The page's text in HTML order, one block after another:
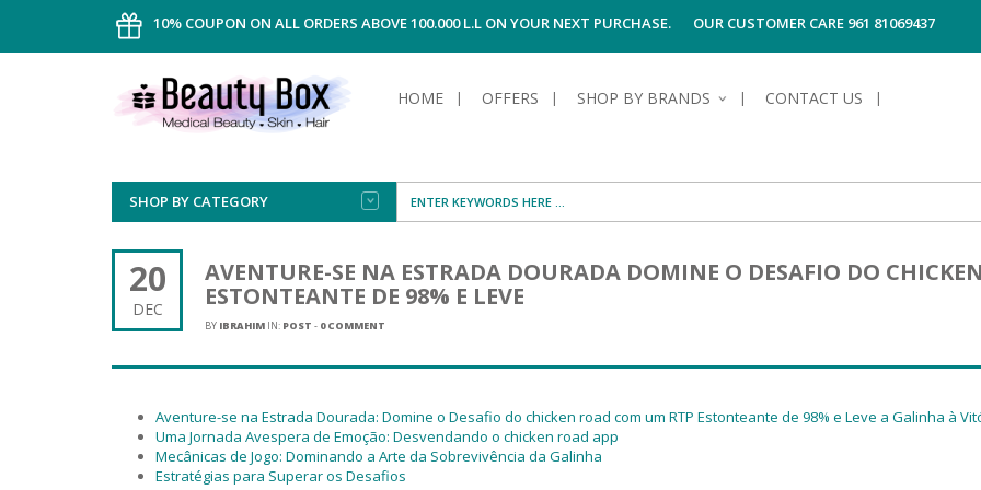
10% COUPON ON ALL ORDERS ABOVE 100.000 L.L ON YOUR NEXT PURCHASE. OUR CUSTOMER CARE 961 81069437
HOME OFFERS SHOP BY BRANDS CONTACT US
SHOP BY CATEGORY
FACE
POWDER
BODY
CELLULITE
HAIR
DRY & DAMAGED HAIR
SUN
AFTER SUN
MAKE-UP
MEN
ANTIPERSPIRANTS &
DEODORANTS
SHAVING
HAIRLOSS MEN
20
DEC
AVENTURE-SE NA ESTRADA DOURADA DOMINE O DESAFIO DO
ESTONTEANTE DE 98% E LEVE
BY IBRAHIM IN: POST - 0 COMMENT
Aventure-se na Estrada Dourada: Domine o Desafio do chicken road com um RTP Estonteante de 98% e Leve a Galinha à
Uma Jornada Avespera de Emoção: Desvendando o chicken road app
Mecânicas de Jogo: Dominando a Arte da Sobrevivência da Galinha
Estratégias para Superar os Desafios